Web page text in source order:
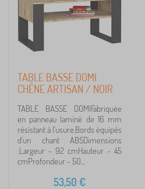
TABLE BASSE DOMI
CHÊNE ARTISAN / NOIR
TABLE BASSE DOMIFabriquée
en panneau laminé de 16 mm
résistant à l'usure.Bords équipés
d'un chant ABSDimensions
:Largeur - 92 cmHauteur - 45
cmProfondeur - 50...
53,50 €